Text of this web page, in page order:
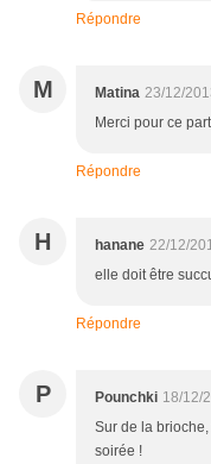
Répondre
M Matina 23/12/
Merci pour ce
Répondre
H hanane 22/12/
elle doit être
Répondre
P Pounchki 18/12/
Sur de la
soirée !